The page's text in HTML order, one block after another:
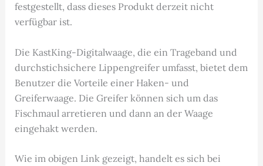
festgestellt, dass dieses Produkt derzeit nicht
verfügbar ist.
Die KastKing-Digitalwaage, die ein Trageband und
durchstichsichere Lippengreifer umfasst, bietet dem
Benutzer die Vorteile einer Haken- und
Greiferwaage. Die Greifer können sich um das
Fischmaul arretieren und dann an der Waage
eingehakt werden.
Wie im obigen Link gezeigt, handelt es sich bei